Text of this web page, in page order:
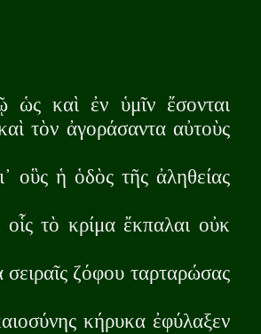
ὡς καὶ ἐν ὑμῖν ἔσονται
τὸν ἀγοράσαντα αὐτοὺς
οὓς ἡ ὁδὸς τῆς ἀληθείας
οἷς τὸ κρίμα ἔκπαλαι οὐκ
ζόφου ταρταρώσας
κήρυκα ἐφύλαξεν